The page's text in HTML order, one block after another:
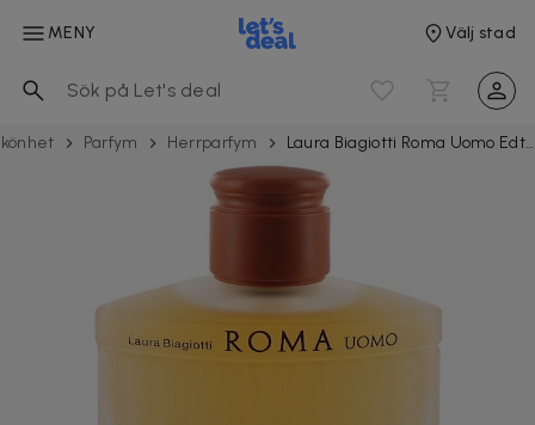
MENY Välj stad
Parfym Herrparfym Laura Biagiotti Roma Uomo Edt 200ml